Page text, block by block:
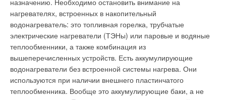
назначению. Необходимо остановить внимание на
нагревателях, встроенных в накопительный
водонагреватель: это топливная горелка, трубчатые
электрические нагреватели (ТЭНы) или паровые и водяные
теплообменники, а также комбинация из
вышеперечисленных устройств. Есть аккумулирующие
водонагреватели без встроенной системы нагрева. Они
используются при наличии внешнего пластинчатого
теплообменника. Вообще это аккумулирующие баки, а не
работу термоблока в соответствии с условиями в
отапливаемом помещении и на улице. Для пуска котла
достаточно нажать кнопку, в дальнейшем температура воды
на его выходе в контур отопления автоматически
поддерживается на оптимальном уровне. При этом
гарантирована экономия энергии от 11–12 до 35 %.
ее характеристик в соответствие с действующими
нормативами;
б) в сфере водоучета: разработка обязательных
требований, регламентирующих производство и
применение водосчетчиков с максимально низкими
порогами чувствительности и минимальными нижними
границами диапазонов измерений; внесение в методики
поверки приборов дополнений, обязывающих
контролировать порог чувствительности при выпуске из
производства и при периодических поверках; организация